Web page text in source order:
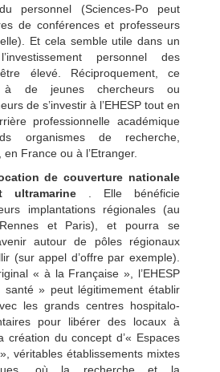
personnel (Sciences-Po peut
de conférences et professeurs
Et cela semble utile dans un
personnel des
élevé. Réciproquement, ce
à de jeunes chercheurs ou
de s’investir à l’EHESP tout en
professionnelle académique
organismes de recherche,
France ou à l’Etranger.
de couverture nationale
ultramarine . Elle bénéficie
implantations régionales (au
et Paris), et pourra se
autour de pôles régionaux
(sur appel d’offre par exemple).
« à la Française », l’EHESP
» peut légitimement établir
les grands centres hospitalo-
pour libérer des locaux à
création du concept d’« Espaces
véritables établissements mixtes
où la recherche et la